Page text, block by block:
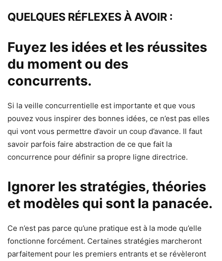
QUELQUES RÉFLEXES À AVOIR :
Fuyez les idées et les réussites
du moment ou des
concurrents.
Si la veille concurrentielle est importante et que vous
pouvez vous inspirer des bonnes idées, ce n’est pas elles
qui vont vous permettre d’avoir un coup d’avance. Il faut
savoir parfois faire abstraction de ce que fait la
concurrence pour définir sa propre ligne directrice.
Ignorer les stratégies, théories
et modèles qui sont la panacée.
Ce n’est pas parce qu’une pratique est à la mode qu’elle
fonctionne forcément. Certaines stratégies marcheront
parfaitement pour les premiers entrants et se révèleront